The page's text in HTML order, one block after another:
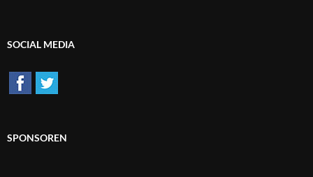
SOCIAL MEDIA
SPONSOREN